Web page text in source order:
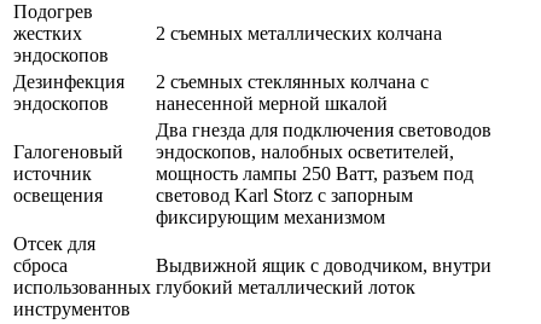
Подогрев
жестких
эндоскопов
2 съемных металлических колчана
Дезинфекция
эндоскопов
2 съемных стеклянных колчана с
нанесенной мерной шкалой
Галогеновый
источник
освещения
Два гнезда для подключения световодов
эндоскопов, налобных осветителей,
мощность лампы 250 Ватт, разъем под
световод Karl Storz с запорным
фиксирующим механизмом
Отсек для
сброса
использованных
инструментов
Выдвижной ящик с доводчиком, внутри
глубокий металлический лоток